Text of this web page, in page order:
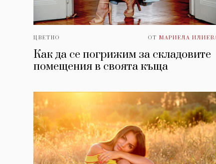
ЦВЕТНО ОТМАРИЕЛА
Как да се погрижим за складовите
помещения в своята къща